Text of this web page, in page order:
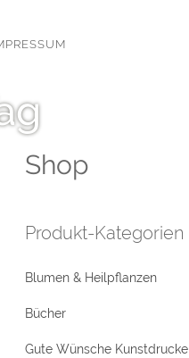
Shop
Produkt-Kategorien
Blumen & Heilpflanzen
Bücher
Gute Wünsche Kunstdrucke